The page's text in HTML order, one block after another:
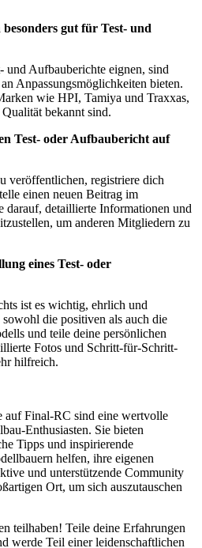
gut für Test- und
und Aufbauberichte eignen, sind
Anpassungsmöglichkeiten bieten.
wie HPI, Tamiya und Traxxas,
bekannt sind.
Test- oder Aufbaubericht auf
veröffentlichen, registriere dich
einen neuen Beitrag im
darauf, detaillierte Informationen und
um anderen Mitgliedern zu
eines Test- oder
ist es wichtig, ehrlich und
die positiven als auch die
und teile deine persönlichen
Fotos und Schritt-für-Schritt-
hilfreich.
auf Final-RC sind eine wertvolle
Enthusiasten. Sie bieten
Tipps und inspirierende
helfen, ihre eigenen
und unterstützende Community
Ort, um sich auszutauschen
teilhaben! Teile deine Erfahrungen
werde Teil einer leidenschaftlichen